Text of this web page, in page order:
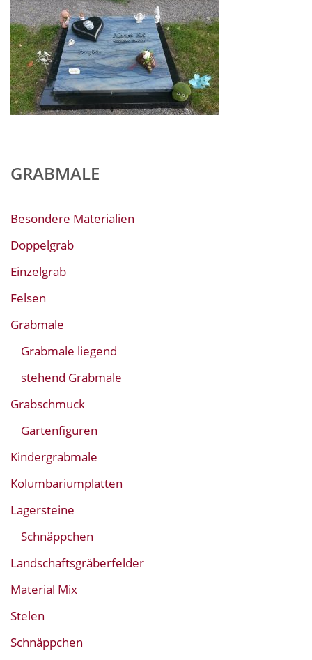
GRABMALE
Besondere Materialien
Doppelgrab
Einzelgrab
Felsen
Grabmale
Grabmale liegend
stehend Grabmale
Grabschmuck
Gartenfiguren
Kindergrabmale
Kolumbariumplatten
Lagersteine
Schnäppchen
Landschaftsgräberfelder
Material Mix
Stelen
Schnäppchen